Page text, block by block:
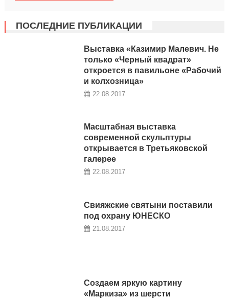
ПОСЛЕДНИЕ ПУБЛИКАЦИИ
Выставка «Казимир Малевич. Не
только «Черный квадрат»
откроется в павильоне «Рабочий
и колхозница»
22.08.2017
Масштабная выставка
современной скульптуры
открывается в Третьяковской
галерее
22.08.2017
Свияжские святыни поставили
под охрану ЮНЕСКО
21.08.2017
Создаем яркую картину
«Маркиза» из шерсти